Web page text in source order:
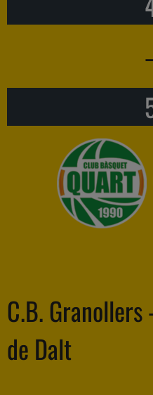
C.B.
de Dalt